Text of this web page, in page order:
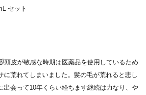
セット
頭皮が敏感な時期は医薬品を使用しているため
に荒れてしまいました。髪の毛が荒れると悲し
出会って10年くらい経ちます継続は力なり、や